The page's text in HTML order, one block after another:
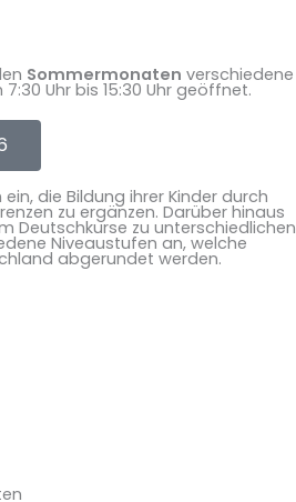
Sommermonaten verschiedene
Uhr bis 15:30 Uhr geöffnet.
die Bildung ihrer Kinder durch
zu ergänzen. Darüber hinaus
Deutschkurse zu unterschiedlichen
Niveaustufen an, welche
abgerundet werden.